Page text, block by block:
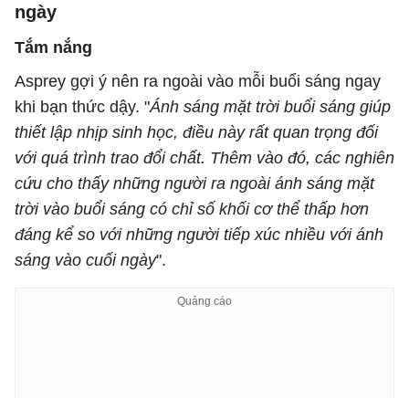
ngày
Tắm nắng
Asprey gợi ý nên ra ngoài vào mỗi buổi sáng ngay
khi bạn thức dậy. "Ánh sáng mặt trời buổi sáng giúp
thiết lập nhịp sinh học, điều này rất quan trọng đối
với quá trình trao đổi chất. Thêm vào đó, các nghiên
cứu cho thấy những người ra ngoài ánh sáng mặt
trời vào buổi sáng có chỉ số khối cơ thể thấp hơn
đáng kể so với những người tiếp xúc nhiều với ánh
sáng vào cuối ngày".